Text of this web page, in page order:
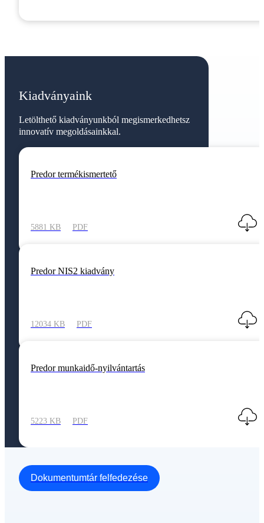
Kiadványaink
Letölthető kiadványunkból megismerkedhetsz
innovatív megoldásainkkal.
Predor termékismertető
5881 KB PDF
Predor NIS2 kiadvány
12034 KB PDF
Predor munkaidő-nyilvántartás
5223 KB PDF
Dokumentumtár felfedezése